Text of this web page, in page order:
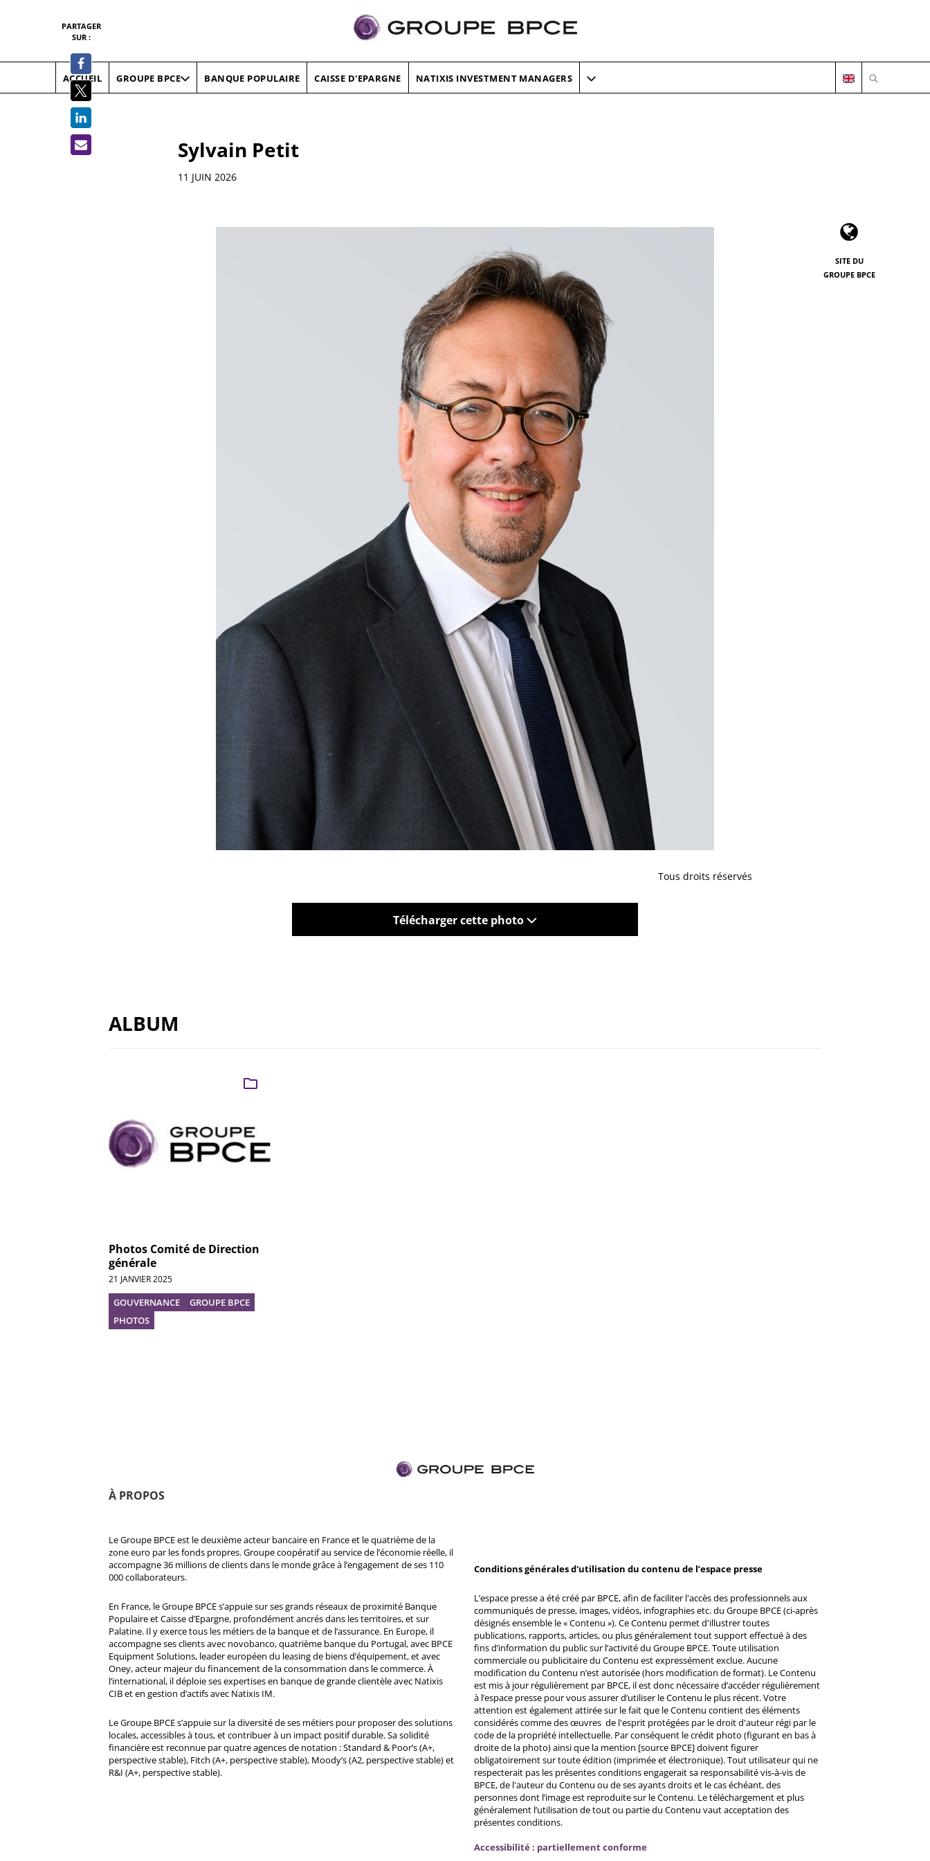
ACCUEIL GROUPE BPCE BANQUE POPULAIRE CAISSE D'EPARGNE NATIXIS INVESTMENT MANAGERS OUVRIR LA
Sylvain Petit
Informations
11 JUIN 2026
PARTAGER
SUR :
SITE DU
GROUPE BPCE
Tous droits réservés
Télécharger cette photo
ALBUM
Photos Comité de Direction
générale
21 JANVIER 2025
GOUVERNANCE
GROUPE BPCE
PHOTOS
À PROPOS
Le Groupe BPCE est le deuxième acteur bancaire en France et le quatrième de la
zone euro par les fonds propres. Groupe coopératif au service de l’économie réelle, il
accompagne 36 millions de clients dans le monde grâce à l’engagement de ses 110
000 collaborateurs.
En France, le Groupe BPCE s’appuie sur ses grands réseaux de proximité Banque
Populaire et Caisse d’Epargne, profondément ancrés dans les territoires, et sur
Palatine. Il y exerce tous les métiers de la banque et de l’assurance. En Europe, il
accompagne ses clients avec novobanco, quatrième banque du Portugal, avec BPCE
Equipment Solutions, leader européen du leasing de biens d’équipement, et avec
Oney, acteur majeur du financement de la consommation dans le commerce. À
l’international, il déploie ses expertises en banque de grande clientèle avec Natixis
CIB et en gestion d’actifs avec Natixis IM.
Le Groupe BPCE s’appuie sur la diversité de ses métiers pour proposer des solutions
locales, accessibles à tous, et contribuer à un impact positif durable. Sa solidité
financière est reconnue par quatre agences de notation : Standard & Poor’s (A+,
perspective stable), Fitch (A+, perspective stable), Moody’s (A2, perspective stable) et
R&I (A+, perspective stable).
Conditions générales d'utilisation du contenu de l’espace presse
L’espace presse a été créé par BPCE, afin de faciliter l'accès des professionnels aux
communiqués de presse, images, vidéos, infographies etc. du Groupe BPCE (ci-après
désignés ensemble le « Contenu »). Ce Contenu permet d'illustrer toutes
publications, rapports, articles, ou plus généralement tout support effectué à des
fins d’information du public sur l’activité du Groupe BPCE. Toute utilisation
commerciale ou publicitaire du Contenu est expressément exclue. Aucune
modification du Contenu n’est autorisée (hors modification de format). Le Contenu
est mis à jour régulièrement par BPCE, il est donc nécessaire d’accéder régulièrement
à l’espace presse pour vous assurer d’utiliser le Contenu le plus récent. Votre
attention est également attirée sur le fait que le Contenu contient des éléments
considérés comme des œuvres de l'esprit protégées par le droit d'auteur régi par le
code de la propriété intellectuelle. Par conséquent le crédit photo (figurant en bas à
droite de la photo) ainsi que la mention [source BPCE] doivent figurer
obligatoirement sur toute édition (imprimée et électronique). Tout utilisateur qui ne
respecterait pas les présentes conditions engagerait sa responsabilité vis-à-vis de
BPCE, de l'auteur du Contenu ou de ses ayants droits et le cas échéant, des
personnes dont l’image est reproduite sur le Contenu. Le téléchargement et plus
généralement l’utilisation de tout ou partie du Contenu vaut acceptation des
présentes conditions.
Accessibilité : partiellement conforme